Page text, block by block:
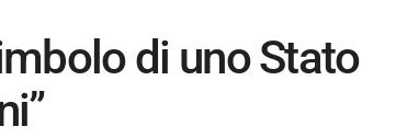
di uno Stato